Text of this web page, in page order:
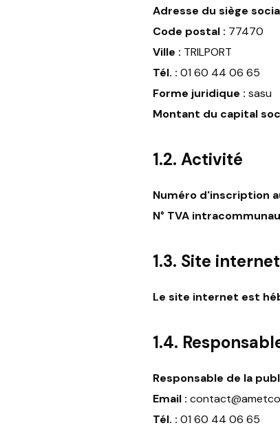
Adresse du siège
Code postal : 77470
Ville : TRILPORT
Tél. : 01 60 44 06 65
Forme juridique : sasu
Montant du capital
1.2. Activité
Numéro d'inscription
N° TVA
1.3. Site internet
Le site internet est
1.4.
Responsable de la
Email :
Tél. : 01 60 44 06 65